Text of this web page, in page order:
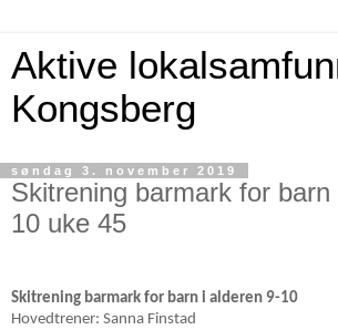
Aktive
Kongsberg
søndag 3. november 2019
Skitrening barmark for barn
10 uke 45
Skitrening barmark for barn i alderen 9-10
Hovedtrener: Sanna Finstad